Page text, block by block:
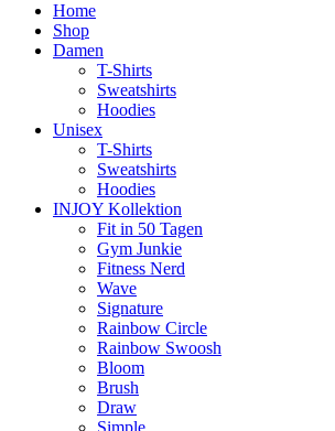
Home
Shop
Damen
T-Shirts
Sweatshirts
Hoodies
Unisex
T-Shirts
Sweatshirts
Hoodies
INJOY Kollektion
Fit in 50 Tagen
Gym Junkie
Fitness Nerd
Wave
Signature
Rainbow Circle
Rainbow Swoosh
Bloom
Brush
Draw
Simple